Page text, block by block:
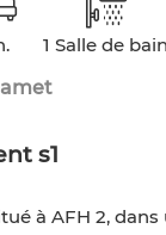
1 Salle de bain
s1
à AFH 2,